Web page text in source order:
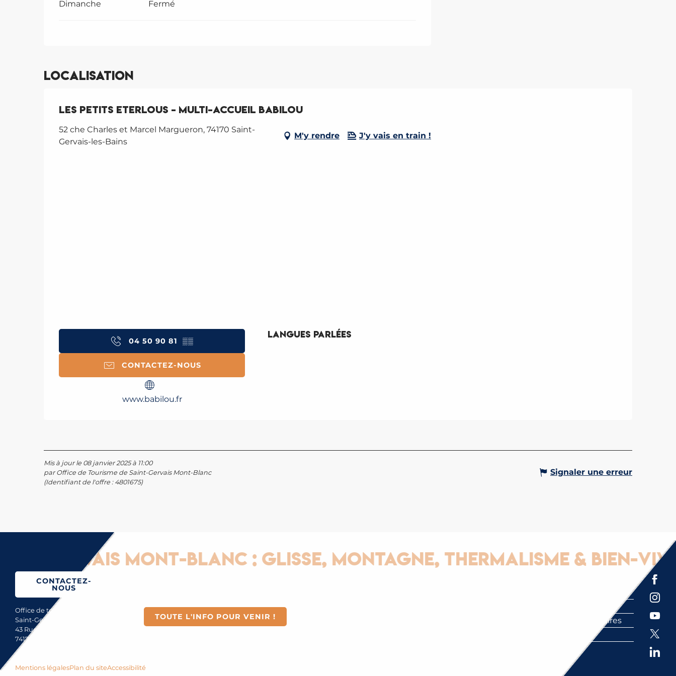
Dimanche Fermé
Localisation
Les Petits Eterlous - Multi-accueil Babilou
52 che Charles et Marcel Margueron, 74170 Saint-
Gervais-les-Bains
M'y rendre J'y vais en train !
04 50 90 81 ▒▒
CONTACTEZ-NOUS
www.babilou.fr
Langues parlées
Langues parlées
Mis à jour le 08 janvier 2025 à 11:00
par Office de Tourisme de Saint-Gervais Mont-Blanc
(Identifiant de l'offre : 4801675)
Signaler une erreur
Mont-Blanc : Glisse, Montagne, Thermalisme & Bien-vivre
CONTACTEZ-
NOUS
Office de tourisme de
Saint-Gervais Mont-Blanc
43 Rue du Mont-Blanc
74170 Saint-Gervais
TOUTE L'INFO POUR VENIR !
Partenaires
Mentions légalesPlan du siteAccessibilité